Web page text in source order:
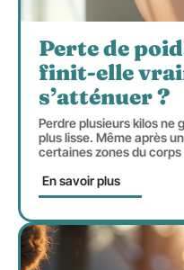
Perte de
finit-elle
s’atténuer ?
Perdre plusieurs kilos ne
plus lisse. Même après
certaines zones du
En savoir plus